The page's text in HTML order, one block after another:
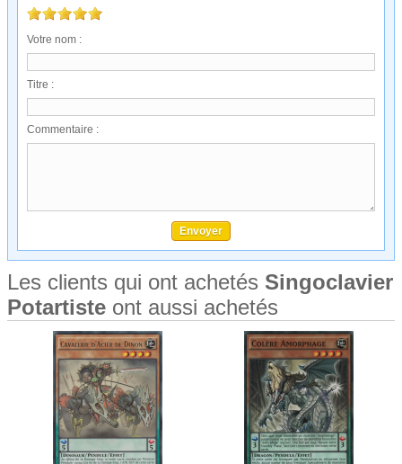
Votre nom :
Titre :
Commentaire :
Les clients qui ont achetés Singoclavier
Potartiste ont aussi achetés